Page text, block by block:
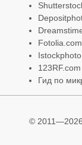
Fotolia.com
123RF.com
Гид по
©